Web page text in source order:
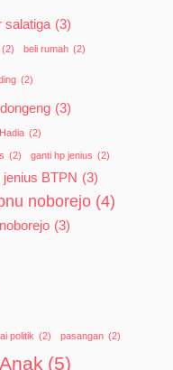
salatiga (3)
(2) beli rumah (2)
(2)
dongeng (3)
(2)
(2) ganti hp jenius (2)
jenius BTPN (3)
noborejo (4)
(3)
politik (2) pasangan (2)
(5)